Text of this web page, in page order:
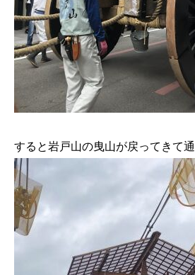
すると岩戸山の曳山が戻ってきて通